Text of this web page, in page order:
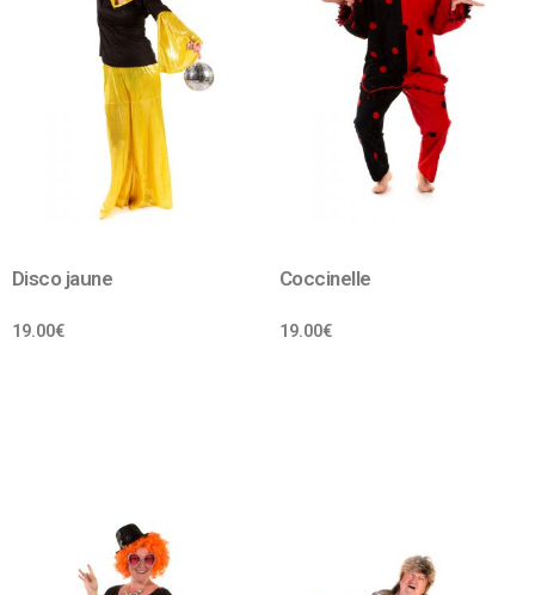
Disco jaune
19.00€
Coccinelle
19.00€